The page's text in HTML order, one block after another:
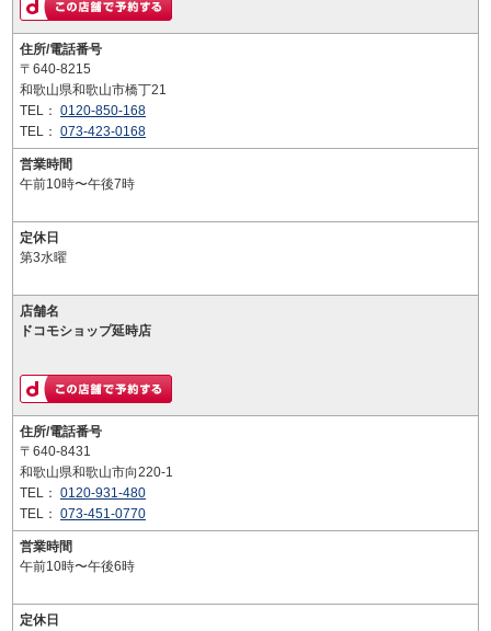
住所/電話番号
〒640-8215
和歌山県和歌山市橋丁21
TEL： 0120-850-168
TEL： 073-423-0168
営業時間
午前10時〜午後7時
定休日
第3水曜
店舗名
ドコモショップ延時店
住所/電話番号
〒640-8431
和歌山県和歌山市向220-1
TEL： 0120-931-480
TEL： 073-451-0770
営業時間
午前10時〜午後6時
定休日